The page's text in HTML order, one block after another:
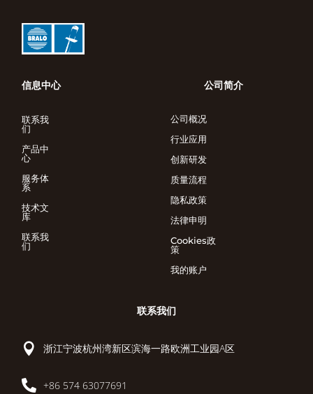
信息中心
联系我
们
产品中
心
服务体
系
技术文
库
联系我
们
公司简介
公司概况
行业应用
创新研发
质量流程
隐私政策
法律申明
Cookies政
策
我的账户
联系我们
 浙江宁波杭州湾新区滨海一路欧洲工业园A区
 +86 574 63077691